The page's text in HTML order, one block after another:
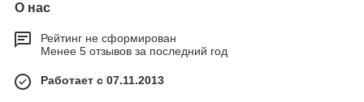
О нас
Рейтинг не сформирован
Менее 5 отзывов за последний год
Работает с 07.11.2013